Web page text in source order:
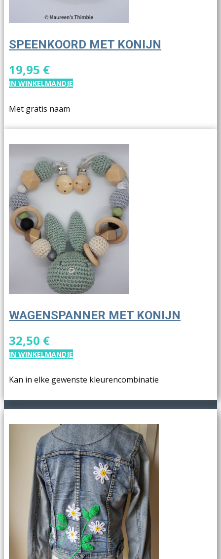
SPEENKOORD MET KONIJN
19,95 €
IN WINKELMANDJE
Met gratis naam
WAGENSPANNER MET KONIJN
32,50 €
IN WINKELMANDJE
Kan in elke gewenste kleurencombinatie